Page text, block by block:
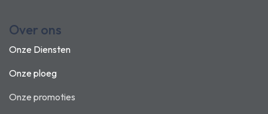
Over ons
Onze Diensten
Onze ploeg
Onze promoties